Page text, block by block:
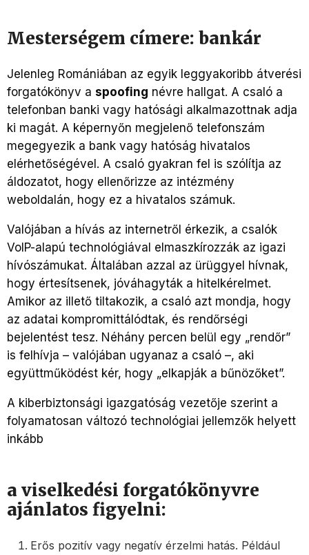
Mesterségem címere: bankár
Jelenleg Romániában az egyik leggyakoribb átverési
forgatókönyv a spoofing névre hallgat. A csaló a
telefonban banki vagy hatósági alkalmazottnak adja
ki magát. A képernyőn megjelenő telefonszám
megegyezik a bank vagy hatóság hivatalos
elérhetőségével. A csaló gyakran fel is szólítja az
áldozatot, hogy ellenőrizze az intézmény
weboldalán, hogy ez a hivatalos számuk.
Valójában a hívás az internetről érkezik, a csalók
VoIP-alapú technológiával elmaszkírozzák az igazi
hívószámukat. Általában azzal az ürüggyel hívnak,
hogy értesítsenek, jóváhagyták a hitelkérelmet.
Amikor az illető tiltakozik, a csaló azt mondja, hogy
az adatai kompromittálódtak, és rendőrségi
bejelentést tesz. Néhány percen belül egy „rendőr”
is felhívja – valójában ugyanaz a csaló –, aki
együttműködést kér, hogy „elkapják a bűnözőket”.
A kiberbiztonsági igazgatóság vezetője szerint a
folyamatosan változó technológiai jellemzők helyett
inkább
a viselkedési forgatókönyvre
ajánlatos figyelni:
Erős pozitív vagy negatív érzelmi hatás. Például